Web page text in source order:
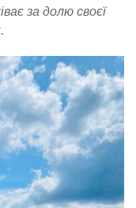
за долю своєї